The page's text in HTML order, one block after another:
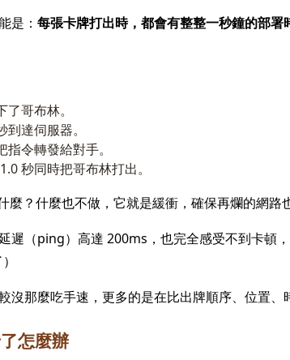
是： 每張卡牌打出時，都會有整整一秒鐘的部
哥布林。
達伺服器。
令轉發給對手。
秒同時把哥布林打出。
麼？什麼也不做，它就是緩衝，確保再爛的網路
遲（ping）高達 200ms，也完全感受不到卡頓
沒那麼吃手速，更多的是在比出牌順序、位置、
怎麼辦